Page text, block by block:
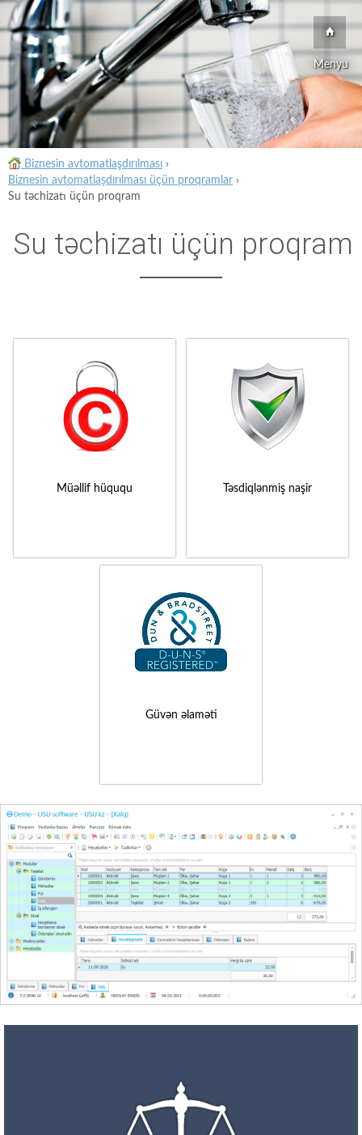
Menyu
Biznesin avtomatlaşdırılması ›
Biznesin avtomatlaşdırılması üçün proqramlar ›
Su təchizatı üçün proqram
Su təchizatı üçün proqram
Müəllif hüququ Təsdiqlənmiş naşir
Güvən əlaməti